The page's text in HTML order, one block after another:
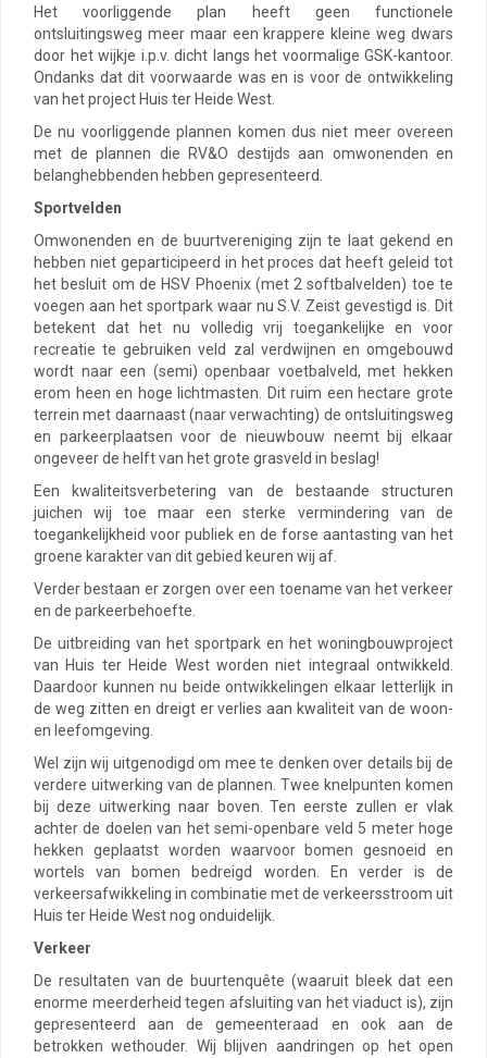
Het voorliggende plan heeft geen functionele
ontsluitingsweg meer maar een krappere kleine weg dwars
door het wijkje i.p.v. dicht langs het voormalige GSK-kantoor.
Ondanks dat dit voorwaarde was en is voor de ontwikkeling
van het project Huis ter Heide West.
De nu voorliggende plannen komen dus niet meer overeen
met de plannen die RV&O destijds aan omwonenden en
belanghebbenden hebben gepresenteerd.
Sportvelden
Omwonenden en de buurtvereniging zijn te laat gekend en
hebben niet geparticipeerd in het proces dat heeft geleid tot
het besluit om de HSV Phoenix (met 2 softbalvelden) toe te
voegen aan het sportpark waar nu S.V. Zeist gevestigd is. Dit
betekent dat het nu volledig vrij toegankelijke en voor
recreatie te gebruiken veld zal verdwijnen en omgebouwd
wordt naar een (semi) openbaar voetbalveld, met hekken
erom heen en hoge lichtmasten. Dit ruim een hectare grote
terrein met daarnaast (naar verwachting) de ontsluitingsweg
en parkeerplaatsen voor de nieuwbouw neemt bij elkaar
ongeveer de helft van het grote grasveld in beslag!
Een kwaliteitsverbetering van de bestaande structuren
juichen wij toe maar een sterke vermindering van de
toegankelijkheid voor publiek en de forse aantasting van het
groene karakter van dit gebied keuren wij af.
Verder bestaan er zorgen over een toename van het verkeer
en de parkeerbehoefte.
De uitbreiding van het sportpark en het woningbouwproject
van Huis ter Heide West worden niet integraal ontwikkeld.
Daardoor kunnen nu beide ontwikkelingen elkaar letterlijk in
de weg zitten en dreigt er verlies aan kwaliteit van de woon-
en leefomgeving.
Wel zijn wij uitgenodigd om mee te denken over details bij de
verdere uitwerking van de plannen. Twee knelpunten komen
bij deze uitwerking naar boven. Ten eerste zullen er vlak
achter de doelen van het semi-openbare veld 5 meter hoge
hekken geplaatst worden waarvoor bomen gesnoeid en
wortels van bomen bedreigd worden. En verder is de
verkeersafwikkeling in combinatie met de verkeersstroom uit
Huis ter Heide West nog onduidelijk.
Verkeer
De resultaten van de buurtenquête (waaruit bleek dat een
enorme meerderheid tegen afsluiting van het viaduct is), zijn
gepresenteerd aan de gemeenteraad en ook aan de
betrokken wethouder. Wij blijven aandringen op het open